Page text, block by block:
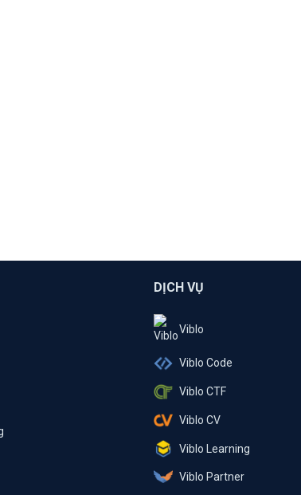
DỊCH VỤ
Viblo
Viblo Code
Viblo CTF
Viblo CV
Viblo Learning
Viblo Partner